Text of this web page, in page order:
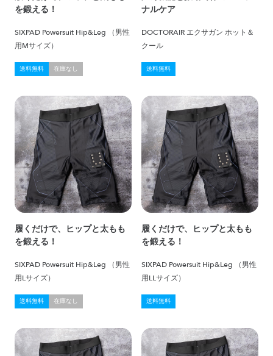
を鍛える！
SIXPAD Powersuit Hip&Leg （男性
用Mサイズ）
送料無料 在庫なし
ナルケア
DOCTORAIR エクサガン ホット＆
クール
送料無料
履くだけで、ヒップと太もも
を鍛える！
SIXPAD Powersuit Hip&Leg （男性
用Lサイズ）
送料無料 在庫なし
履くだけで、ヒップと太もも
を鍛える！
SIXPAD Powersuit Hip&Leg （男性
用LLサイズ）
送料無料